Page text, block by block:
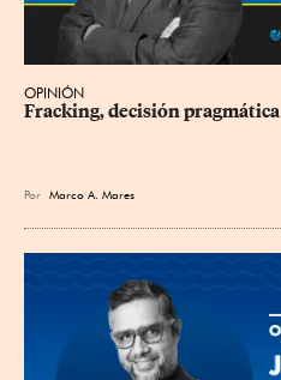
OPINIÓN
Fracking, decisión pragmática
Por Marco A. Mares